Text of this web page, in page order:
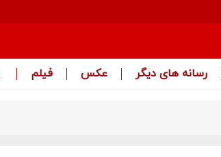
رسانه های دیگر عکس فیلم